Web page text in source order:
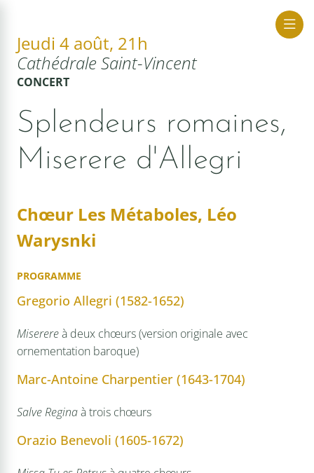
Sacrée
Jeudi 4 août, 21h
Cathédrale Saint-Vincent
CONCERT
Splendeurs romaines,
Miserere d'Allegri
Chœur Les Métaboles, Léo
Warysnki
PROGRAMME
Gregorio Allegri (1582-1652)
Miserereà deux chœurs (version originale avec
ornementation baroque)
Marc-Antoine Charpentier (1643-1704)
Salve Reginaà trois chœurs
Orazio Benevoli (1605-1672)